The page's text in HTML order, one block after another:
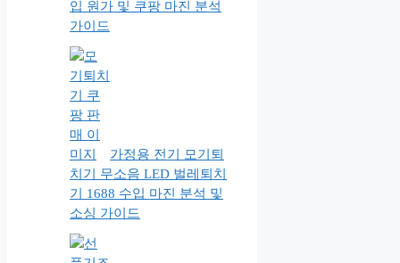
입 원가 및 쿠팡 마진 분석
가이드
가정용 전기 모기퇴
치기 무소음 LED 벌레퇴치
기 1688 수입 마진 분석 및
소싱 가이드